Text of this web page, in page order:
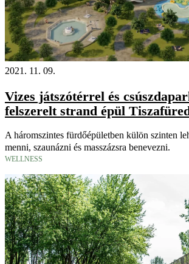
2021. 11. 09.
Vizes játszótérrel és
felszerelt strand épül
A háromszintes fürdőépületben külön szinten
menni, szaunázni és masszázsra benevezni.
WELLNESS